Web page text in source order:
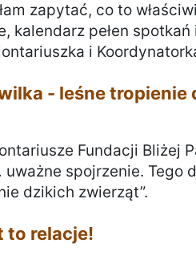
zapytać, co to
kalendarz pełen
i
- leśne
Fundacji Bliżej
spojrzenie. Tego
dzikich zwierząt”.
to relacje!